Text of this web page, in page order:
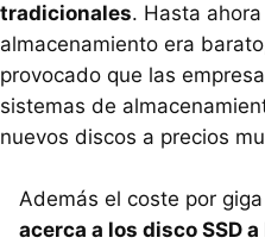
tradicionales. Hasta
almacenamiento era
provocado que las
sistemas de
nuevos discos a precios
Además el coste por
acerca a los disco SSD a